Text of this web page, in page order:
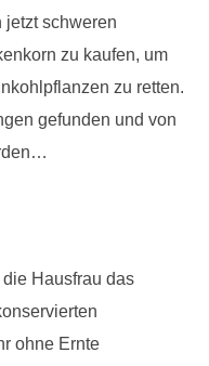
jetzt schweren
zu kaufen, um
zu retten.
gefunden und von
Hausfrau das
ohne Ernte